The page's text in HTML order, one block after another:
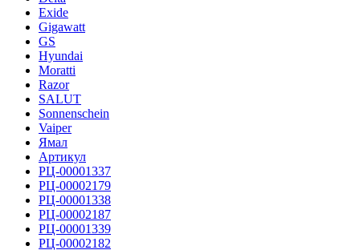
Exide
Gigawatt
GS
Hyundai
Moratti
Razor
SALUT
Sonnenschein
Vaiper
Ямал
Артикул
РЦ-00001337
РЦ-00002179
РЦ-00001338
РЦ-00002187
РЦ-00001339
РЦ-00002182